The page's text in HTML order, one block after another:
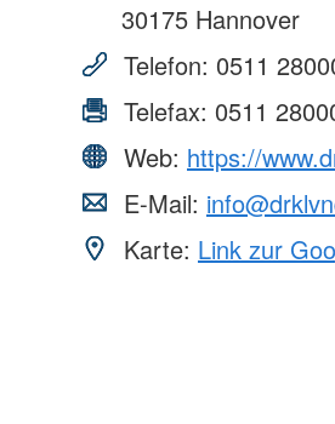
30175 Hannover
Telefon: 0511
Telefax: 0511
Web: https://
E-Mail:
Karte: Link zur